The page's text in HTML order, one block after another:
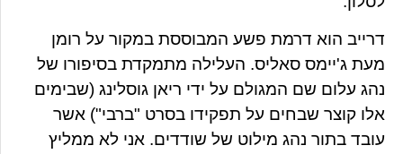
דרייב הוא דרמת פשע המבוססת במקור על רומן
מעת ג'יימס סאליס. העלילה מתמקדת בסיפורו של
נהג עלום שם המגולם על ידי ריאן גוסלינג (שבימים
אלו קוצר שבחים על תפקידו בסרט "ברבי") אשר
עובד בתור נהג מילוט של שודדים. אני לא ממליץ